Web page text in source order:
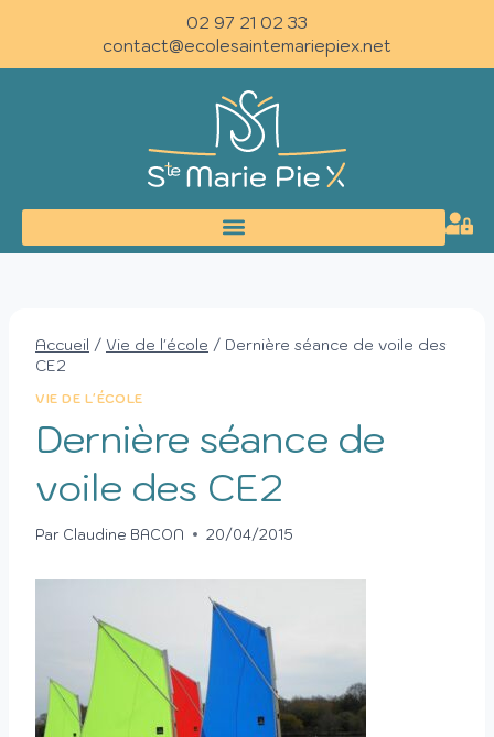
02 97 21 02 33
contact@ecolesaintemariepiex.net
Accueil / Vie de l'école / Dernière séance de voile des
CE2
VIE DE L'ÉCOLE
Dernière séance de
voile des CE2
Par Claudine BACON 20/04/2015